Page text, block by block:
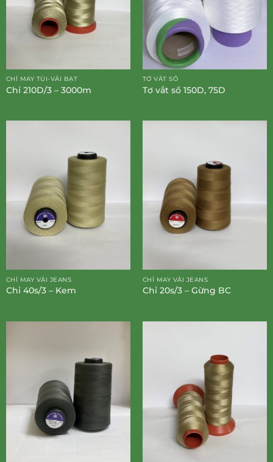
CHỈ MAY TÚI-VẢI BẠT
Chỉ 210D/3 – 3000m
TƠ VẮT SỔ
Tơ vắt sổ 150D, 75D
CHỈ MAY VẢI JEANS
Chỉ 40s/3 – Kem
CHỈ MAY VẢI JEANS
Chỉ 20s/3 – Gừng BC